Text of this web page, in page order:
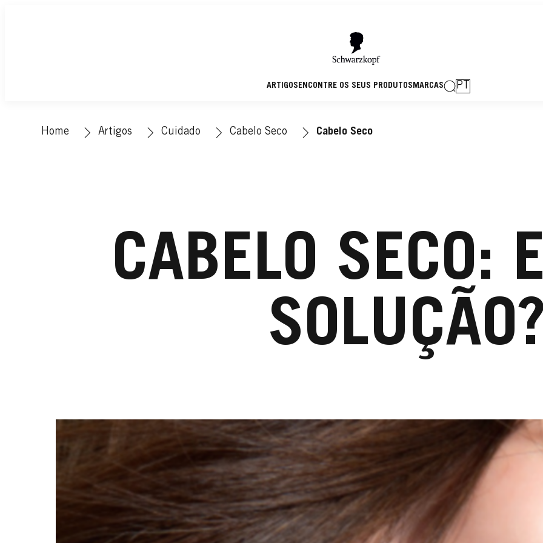
ARTIGOSENCONTRE OS SEUS PRODUTOSMARCAS PT
Home Artigos Cuidado Cabelo Seco Cabelo Seco
CABELO SECO: